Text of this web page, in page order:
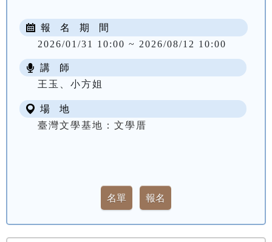
報 名 期 間
2026/01/31 10:00 ~ 2026/08/12 10:00
講 師
王玉、小方姐
場 地
臺灣文學基地：文學厝